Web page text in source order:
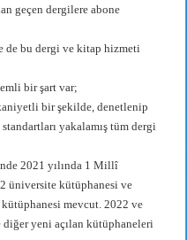
geçen dergilere abone
de bu dergi ve kitap hizmeti
bir şart var;
bir şekilde, denetlenip
yakalamış tüm dergi
2021 yılında 1 Millî
üniversite kütüphanesi ve
mevcut. 2022 ve
yeni açılan kütüphaneleri